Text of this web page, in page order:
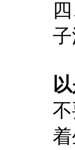
子